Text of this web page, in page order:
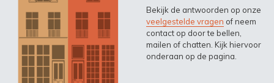
Bekijk de antwoorden op onze
veelgestelde vragen of neem
contact op door te bellen,
mailen of chatten. Kijk hiervoor
onderaan op de pagina.